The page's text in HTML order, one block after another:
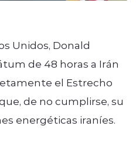
Unidos, Donald
de 48 horas a Irán
el Estrecho
de no cumplirse, su
energéticas iraníes.